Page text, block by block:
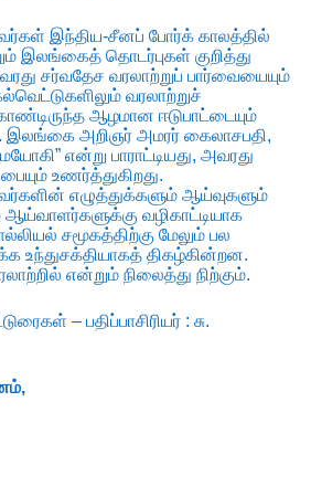
இந்திய-சீனப் போர்க் காலத்தில்
இலங்கைத் தொடர்புகள் குறித்து
சர்வதேச வரலாற்றுப் பார்வையையும்
வரலாற்றுச்
ஆழமான ஈடுபாட்டையும்
இலங்கை அறிஞர் அமரர் கைலாசபதி,
என்று பாராட்டியது, அவரது
உணர்த்துகிறது.
எழுத்துக்களும் ஆய்வுகளும்
வழிகாட்டியாக
சமூகத்திற்கு மேலும் பல
உந்துசக்தியாகத் திகழ்கின்றன.
என்றும் நிலைத்து நிற்கும்.
– பதிப்பாசிரியர் : சு.